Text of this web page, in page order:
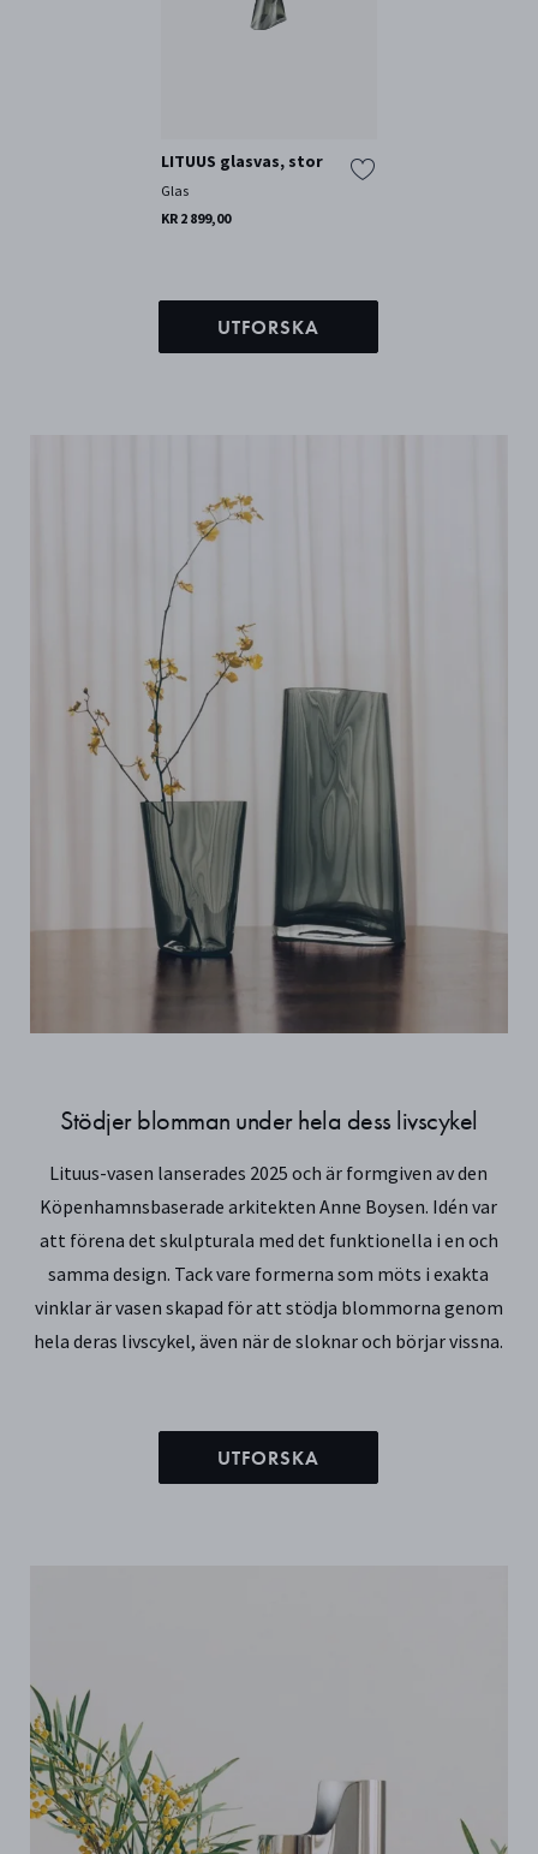
LITUUS glasvas, stor
Glas
KR 2 899,00
UTFORSKA
Stödjer blomman under hela dess livscykel
Lituus-vasen lanserades 2025 och är formgiven av den
Köpenhamnsbaserade arkitekten Anne Boysen. Idén var
att förena det skulpturala med det funktionella i en och
samma design. Tack vare formerna som möts i exakta
vinklar är vasen skapad för att stödja blommorna genom
hela deras livscykel, även när de sloknar och börjar vissna.
UTFORSKA